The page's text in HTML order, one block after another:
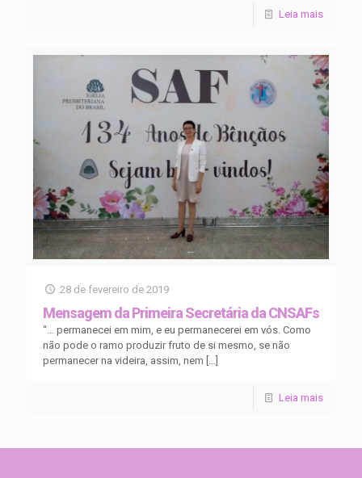
Leia mais
28 de fevereiro de 2019
Mensagem da Primeira Secretária da CNSAFs
“… permanecei em mim, e eu permanecerei em vós. Como
não pode o ramo produzir fruto de si mesmo, se não
permanecer na videira, assim, nem
Leia mais